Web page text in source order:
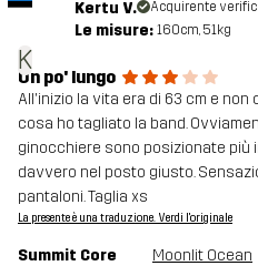
K
Kertu V. Acquirente
Le misure: 160cm, 51kg
Un po' lungo
All'inizio la vita era di 63 cm e non
cosa ho tagliato la band.
ginocchiere sono posizionate più
davvero nel posto giusto.
pantaloni. Taglia xs
La presente è una traduzione. Verdi l'originale
Summit Core Moonlit Ocean